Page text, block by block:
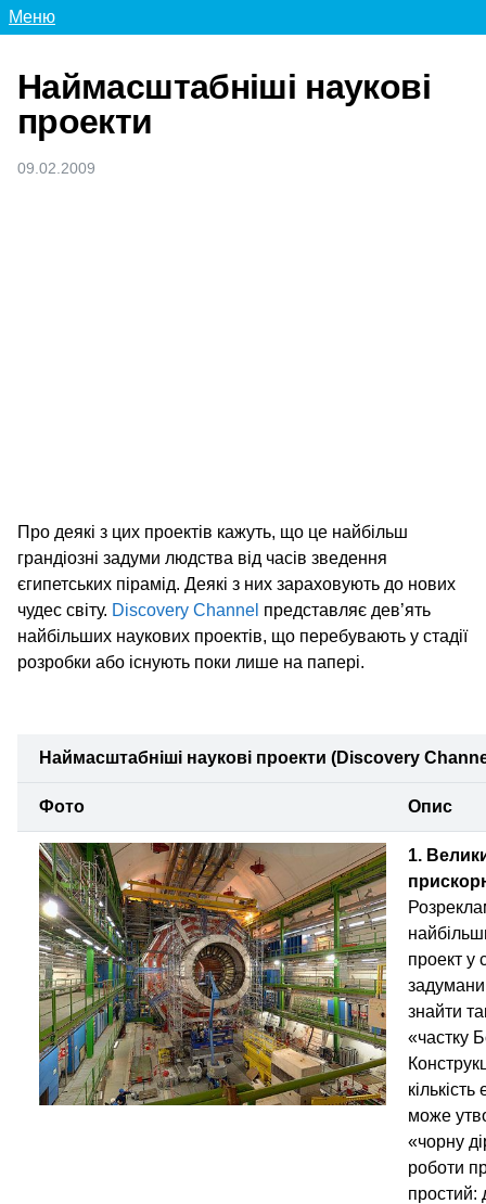
Меню
Наймасштабніші наукові
проекти
09.02.2009
Про деякі з цих проектів кажуть, що це найбільш
грандіозні задуми людства від часів зведення
єгипетських пірамід. Деякі з них зараховують до нових
чудес світу. Discovery Channel представляє дев’ять
найбільших наукових проектів, що перебувають у стадії
розробки або існують поки лише на папері.
Наймасштабніші наукові проекти (Discovery
Фото Опис
1.
проект у
знайти
«частку
кількість
може
«чорну
роботи
простий: